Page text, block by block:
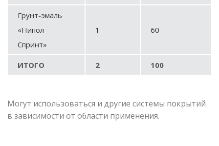
Грунт-эмаль
«Нипол-
Спринт»
1 60
ИТОГО 2 100
Могут использоваться и другие системы покрытий
в зависимости от области применения.